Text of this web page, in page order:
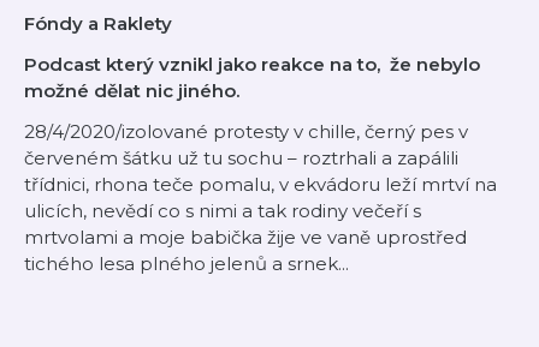
Fóndy a Raklety
Podcast který vznikl jako reakce na to, že nebylo
možné dělat nic jiného.
28/4/2020/izolované protesty v chille, černý pes v
červeném šátku už tu sochu – roztrhali a zapálili
třídnici, rhona teče pomalu, v ekvádoru leží mrtví na
ulicích, nevědí co s nimi a tak rodiny večeří s
mrtvolami a moje babička žije ve vaně uprostřed
tichého lesa plného jelenů a srnek...